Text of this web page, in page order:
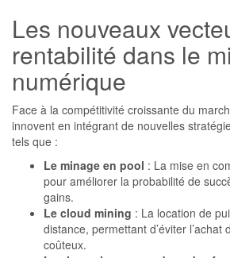
Les nouveaux
rentabilité dans le
numérique
Face à la compétitivité croissante du
innovent en intégrant de nouvelles
tels que :
Le minage en pool : La mise en
pour améliorer la probabilité de
gains.
Le cloud mining : La location de
distance, permettant d’éviter l’achat
coûteux.